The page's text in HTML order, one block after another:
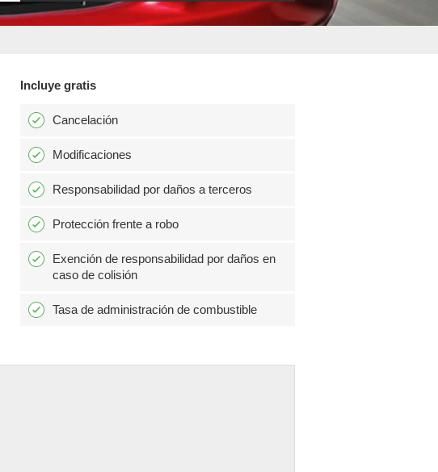
Incluye gratis
Cancelación
Modificaciones
Responsabilidad por daños a terceros
Protección frente a robo
Exención de responsabilidad por daños en
caso de colisión
Tasa de administración de combustible